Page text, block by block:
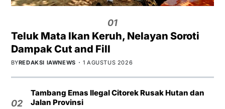
01
Teluk Mata Ikan Keruh, Nelayan Soroti
Dampak Cut and Fill
BYREDAKSI IAWNEWS 1 AGUSTUS 2026
02
Tambang Emas Ilegal Citorek Rusak Hutan dan
Jalan Provinsi